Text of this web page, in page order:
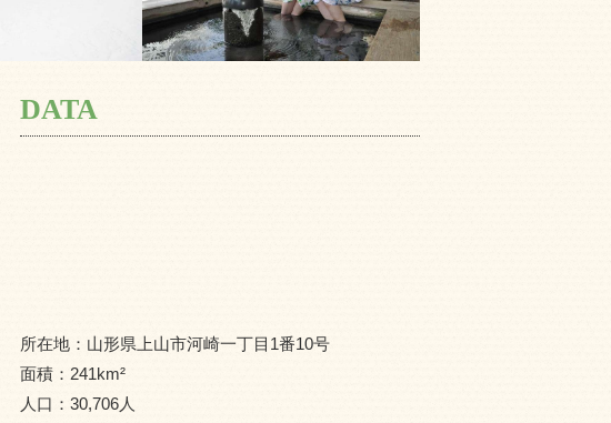
DATA
所在地： 山形県上山市河崎一丁目1番10号
面積： 241km²
人口： 30,706人